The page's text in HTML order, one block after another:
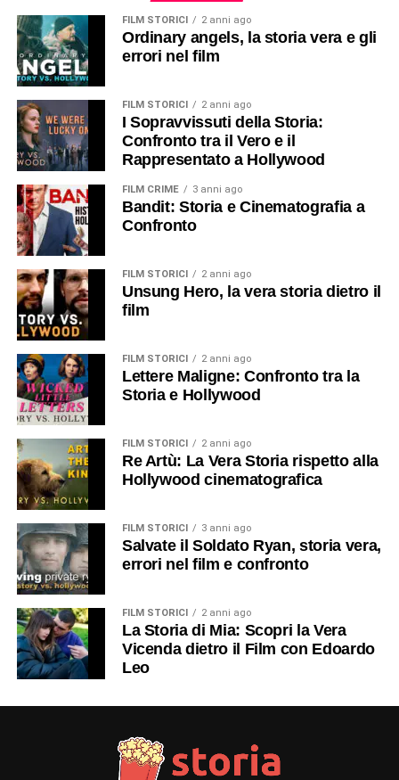
FILM STORICI 2 anni ago
Ordinary angels, la storia vera e gli
errori nel film
FILM STORICI 2 anni ago
I Sopravvissuti della Storia:
Confronto tra il Vero e il
Rappresentato a Hollywood
FILM CRIME 3 anni ago
Bandit: Storia e Cinematografia a
Confronto
FILM STORICI 2 anni ago
Unsung Hero, la vera storia dietro il
film
FILM STORICI 2 anni ago
Lettere Maligne: Confronto tra la
Storia e Hollywood
FILM STORICI 2 anni ago
Re Artù: La Vera Storia rispetto alla
Hollywood cinematografica
FILM STORICI 3 anni ago
Salvate il Soldato Ryan, storia vera,
errori nel film e confronto
FILM STORICI 2 anni ago
La Storia di Mia: Scopri la Vera
Vicenda dietro il Film con Edoardo
Leo